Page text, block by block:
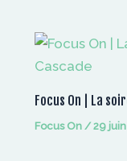
Focus On | La
Focus On/29